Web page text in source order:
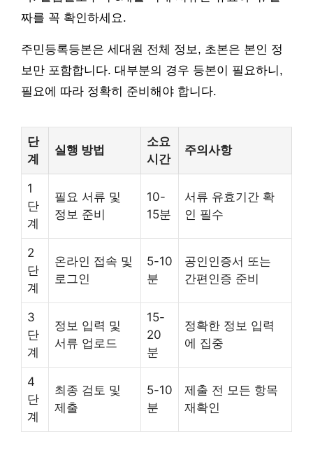
짜를 꼭 확인하세요.
주민등록등본은 세대원 전체 정보, 초본은 본인 정
보만 포함합니다. 대부분의 경우 등본이 필요하니,
필요에 따라 정확히 준비해야 합니다.
단
계
실행 방법
소요
시간
주의사항
1
단
계
필요 서류 및
정보 준비
10-
15분
서류 유효기간 확
인 필수
2
단
계
온라인 접속 및
로그인
5-10
분
공인인증서 또는
간편인증 준비
3
단
계
정보 입력 및
서류 업로드
15-
20
분
정확한 정보 입력
에 집중
4
단
계
최종 검토 및
제출
5-10
분
제출 전 모든 항목
재확인